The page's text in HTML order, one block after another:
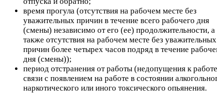
время прогула (отсутствия на рабочем месте без
уважительных причин в течение всего рабочего дня
(смены) независимо от его (ее) продолжительности, а
также отсутствия на рабочем месте без уважительных
причин более четырех часов подряд в течение
дня (смены));
период отстранения от работы (недопущения к
связи с появлением на работе в состоянии
наркотического или иного токсического опьянения.